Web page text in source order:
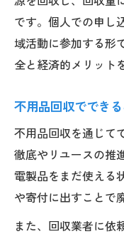
です。個人での申し
域活動に参加する形
全と経済的メリット
不用品回収ででき
不用品回収を通じて
徹底やリユースの推
電製品をまだ使える
や寄付に出すことで
また、回収業者に依